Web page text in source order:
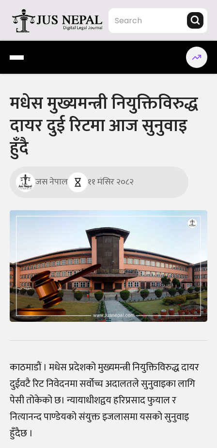
content
Jus Nepal | www.jusnepal.com
Digital Legal Journal
मधेस मुख्यमन्त्री नियुक्तिविरुद्ध
दायर दुई रिटमा आज सुनुवाइ
हुँदै
जस नेपाल ११ मंसिर २०८२
काठमाडाैं । मधेस प्रदेशको मुख्यमन्त्री नियुक्तिविरुद्ध दायर
दुईवटै रिट निवेदनमा सर्वोच्च अदालतले सुनुवाइका लागि
पेसी तोकेको छ। न्यायाधीशद्वय हरिप्रसाद फुयाल र
नित्यानन्द पाण्डेयको संयुक्त इजलासमा यसकाे सुनुवाइ
हुँदैछ ।